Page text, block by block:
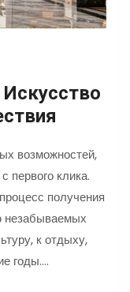
возможностей,
первого клика.
получения
незабываемых
к отдыху,
годы.…